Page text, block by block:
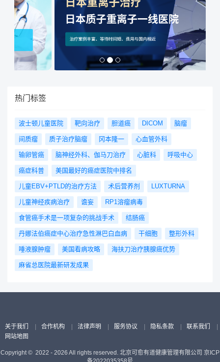
热门标签
波士顿儿童医院 靶向治疗 胆道癌 DICOM 脑瘤
间质瘤 质子治疗脑瘤 冈本隆一 心血管外科
输卵管癌 脑神经外科、伽马刀治疗 心脏科 呼吸中心
癌症科普 美国最好的癌症医院中排名
儿童EBV+PTLD的治疗方法 术后营养剂 LUXTURNA
儿童神经疾病治疗 谵妄 RP1溶瘤病毒
食管癌手术是一项复杂的挑战手术 结肠癌
丹娜法伯癌症中心治疗急性淋巴白血病 干细胞 整形外科
唾液腺肿瘤 美国看病攻略 海扶刀治疗胰腺癌优势
麻省总医院最新研发成果
关于我们 合作机构 法律声明 服务协议 隐私条款 联系我们
网站地图
Copyright © 2022 - 2026 All rights reserved. 北京可愈有道健康管理有限公司 京ICP